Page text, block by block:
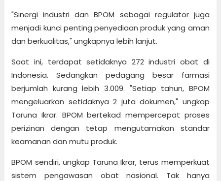
"Sinergi industri dan BPOM sebagai regulator juga
menjadi kunci penting penyediaan produk yang aman
dan berkualitas," ungkapnya lebih lanjut.
Saat ini, terdapat setidaknya 272 industri obat di
Indonesia. Sedangkan pedagang besar farmasi
berjumlah kurang lebih 3.009. "Setiap tahun, BPOM
mengeluarkan setidaknya 2 juta dokumen," ungkap
Taruna Ikrar. BPOM bertekad mempercepat proses
perizinan dengan tetap mengutamakan standar
keamanan dan mutu produk.
BPOM sendiri, ungkap Taruna Ikrar, terus memperkuat
sistem pengawasan obat nasional. Tak hanya